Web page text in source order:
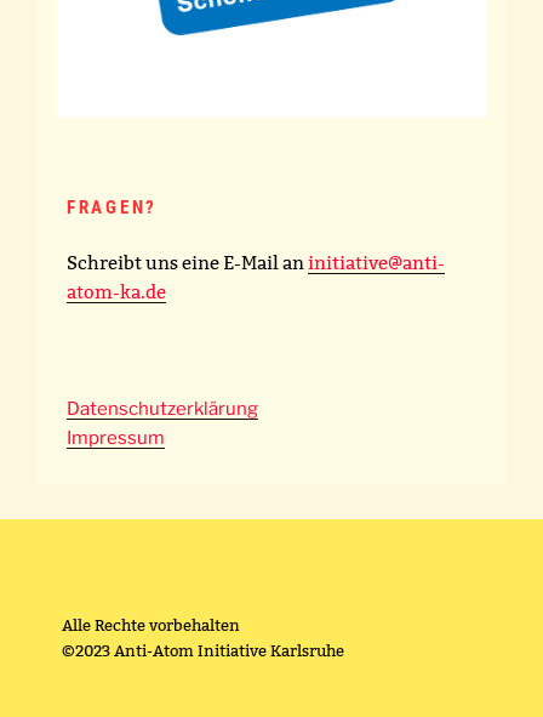
FRAGEN?
Schreibt uns eine E-Mail an initiative@anti-
atom-ka.de
Datenschutzerklärung
Impressum
Alle Rechte vorbehalten
©2023 Anti-Atom Initiative Karlsruhe